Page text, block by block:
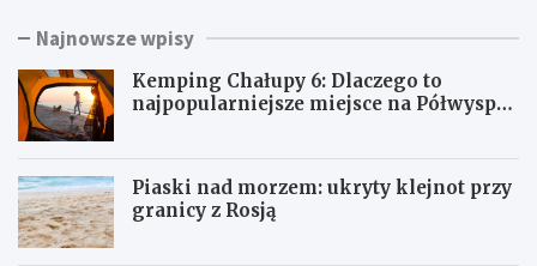
e
c
k
a
,
V
e
l
o
j
g
a
N
a
r
o
Najnowsze wpisy
Kemping Chałupy 6: Dlaczego to
najpopularniejsze miejsce na Półwyspie
Piaski nad morzem: ukryty klejnot przy
granicy z Rosją